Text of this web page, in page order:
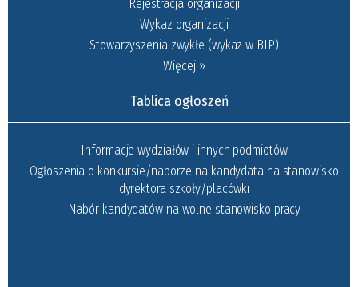
Rejestracja organizacji
Wykaz organizacji
Stowarzyszenia zwykłe (wykaz w BIP)
Więcej »
Tablica ogłoszeń
Informacje wydziałów i innych podmiotów
Ogłoszenia o konkursie/naborze na kandydata na stanowisko
dyrektora szkoły/placówki
Nabór kandydatów na wolne stanowisko pracy